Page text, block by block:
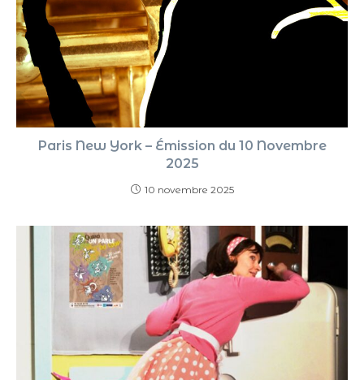
Paris New York – Émission du 10 Novembre
2025
10 novembre 2025